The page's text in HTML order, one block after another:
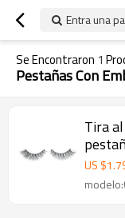
Entra una
Se Encontraron 1
Pestañas Con
Tira
granel
US $